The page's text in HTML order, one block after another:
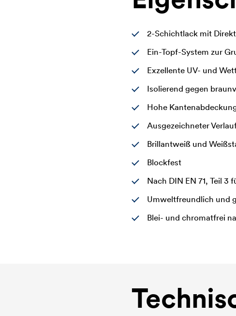
2-Schichtlack mit
Ein-Topf-System zur
Exzellente UV- und
Isolierend gegen
Hohe
Ausgezeichneter
Brillantweiß und
Blockfest
Nach DIN EN 71, Teil 3
Umweltfreundlich und
Blei- und chromatfrei